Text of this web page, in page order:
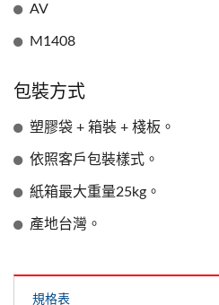
AV
M1408
包裝方式
塑膠袋 + 箱裝 + 棧板。
依照客戶包裝樣式。
紙箱最大重量25kg。
產地台灣。
規格表